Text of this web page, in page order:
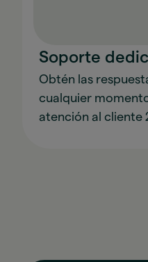
Soporte
Obtén las
cualquier
atención al cliente